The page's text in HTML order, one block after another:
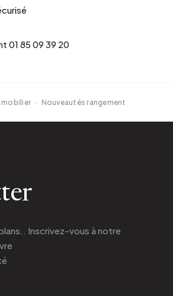
01 85 09 39 20
mobilier · Nouveautés rangement
Inscrivez-vous à notre